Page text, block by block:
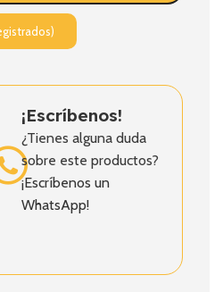
¡Escríbenos!
¿Tienes alguna duda
sobre este productos?
¡Escríbenos un
WhatsApp!